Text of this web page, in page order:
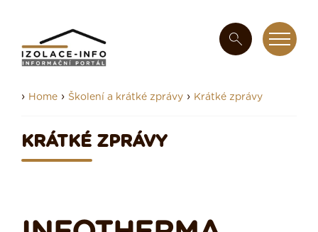
› Home › Školení a krátké zprávy › Krátké zprávy
KRÁTKÉ ZPRÁVY